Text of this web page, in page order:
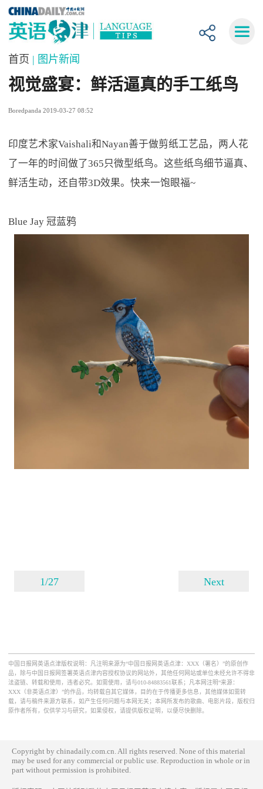
首页 | 图片新闻
视觉盛宴：鲜活逼真的手工纸鸟
Boredpanda 2019-03-27 08:52
印度艺术家Vaishali和Nayan善于做剪纸工艺品，两人花
了一年的时间做了365只微型纸鸟。这些纸鸟细节逼真、
鲜活生动，还自带3D效果。快来一饱眼福~
Blue Jay 冠蓝鸦
1/27 Next
中国日报网英语点津版权说明：凡注明来源为“中国日报网英语点津：XXX（署名）”的原创作
品，除与中国日报网签署英语点津内容授权协议的网站外，其他任何网站或单位未经允许不得非
法盗链、转载和使用，违者必究。如需使用，请与010-84883561联系；凡本网注明“来源：
XXX（非英语点津）”的作品，均转载自其它媒体，目的在于传播更多信息，其他媒体如需转
载，请与稿件来源方联系，如产生任何问题与本网无关；本网所发布的歌曲、电影片段，版权归
原作者所有，仅供学习与研究，如果侵权，请提供版权证明，以便尽快删除。
Copyright by chinadaily.com.cn. All rights reserved. None of this material
may be used for any commercial or public use. Reproduction in whole or in
part without permission is prohibited.